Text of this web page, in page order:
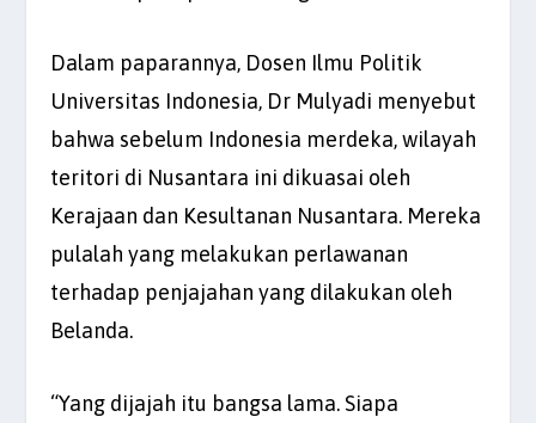
Dalam paparannya, Dosen Ilmu Politik
Universitas Indonesia, Dr Mulyadi menyebut
bahwa sebelum Indonesia merdeka, wilayah
teritori di Nusantara ini dikuasai oleh
Kerajaan dan Kesultanan Nusantara. Mereka
pulalah yang melakukan perlawanan
terhadap penjajahan yang dilakukan oleh
Belanda.
“Yang dijajah itu bangsa lama. Siapa